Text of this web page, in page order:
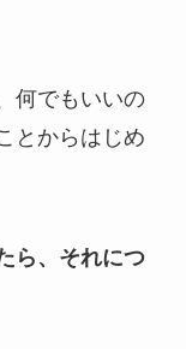
何でもいいの
とからはじめ
ら、それにつ